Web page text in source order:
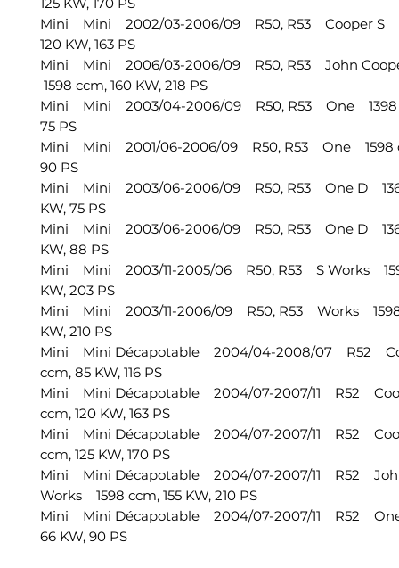
Mini Mini 2002/03-2006/09 R50, R53 Cooper S
120 KW, 163 PS
Mini Mini 2006/03-2006/09 R50, R53 John
1598 ccm, 160 KW, 218 PS
Mini Mini 2003/04-2006/09 R50, R53 One 1398
75 PS
Mini Mini 2001/06-2006/09 R50, R53 One 1598
90 PS
Mini Mini 2003/06-2006/09 R50, R53 One D
KW, 75 PS
Mini Mini 2003/06-2006/09 R50, R53 One D
KW, 88 PS
Mini Mini 2003/11-2005/06 R50, R53 S Works
KW, 203 PS
Mini Mini 2003/11-2006/09 R50, R53 Works 1598
KW, 210 PS
Mini Mini Décapotable 2004/04-2008/07 R52
ccm, 85 KW, 116 PS
Mini Mini Décapotable 2004/07-2007/11 R52
ccm, 120 KW, 163 PS
Mini Mini Décapotable 2004/07-2007/11 R52
ccm, 125 KW, 170 PS
Mini Mini Décapotable 2004/07-2007/11 R52
Works 1598 ccm, 155 KW, 210 PS
Mini Mini Décapotable 2004/07-2007/11 R52
66 KW, 90 PS